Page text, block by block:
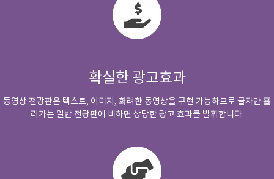
확실한 광고효과
동영상 전광판은 텍스트, 이미지, 화려한 동영상을 구현 가능하므로 글자만 흘
러가는 일반 전광판에 비하면 상당한 광고 효과를 발휘합니다.